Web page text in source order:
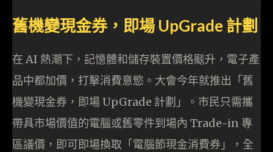
舊機變現金券，即場 UpGrade 計劃
在 AI 熱潮下，記憶體和儲存裝置價格颷升，電子產
品中都加價，打擊消費意慾。大會今年就推出「舊
機變現金券，即場 UpGrade 計劃」。市民只需攜
帶具市場價值的電腦或舊零件到場內 Trade-in 專
區議價，即可即場換取「電腦節現金消費券」，全